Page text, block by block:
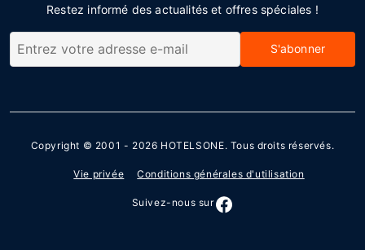
Restez informé des actualités et offres spéciales !
S'abonner
Copyright © 2001 - 2026 HOTELSONE. Tous droits réservés.
Vie privée Conditions générales d'utilisation
Suivez-nous sur